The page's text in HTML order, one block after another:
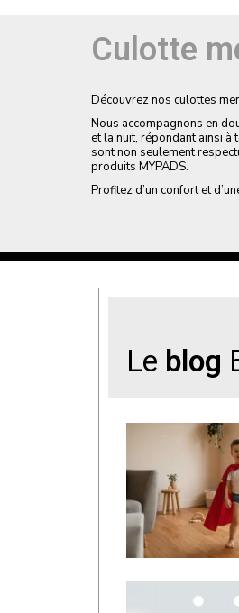
Culotte
Découvrez nos culottes
Nous accompagnons en
et la nuit, répondant ainsi
sont non seulement
produits MYPADS.
Profitez d’un confort et
Le blog